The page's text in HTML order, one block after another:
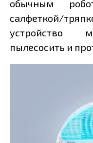
обычным
салфеткой/
устройство
пылесосить и